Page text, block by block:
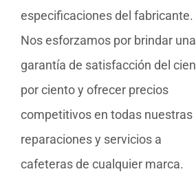
especificaciones del fabricante.
Nos esforzamos por brindar una
garantía de satisfacción del cien
por ciento y ofrecer precios
competitivos en todas nuestras
reparaciones y servicios a
cafeteras de cualquier marca.